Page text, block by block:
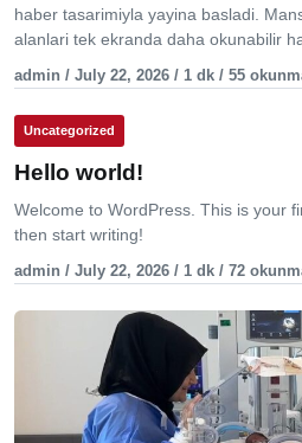
haber tasarimiyla yayina basladi.
alanlari tek ekranda daha okunabilir
admin / July 22, 2026 / 1 dk / 55
Uncategorized
Hello world!
Welcome to WordPress. This is your
then start writing!
admin / July 22, 2026 / 1 dk / 72